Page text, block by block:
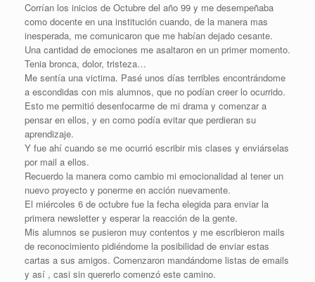
Corrían los inicios de Octubre del año 99 y me desempeñaba
como docente en una institución cuando, de la manera mas
inesperada, me comunicaron que me habían dejado cesante.
Una cantidad de emociones me asaltaron en un primer momento.
Tenia bronca, dolor, tristeza…
Me sentía una victima. Pasé unos días terribles encontrándome
a escondidas con mis alumnos, que no podían creer lo ocurrido.
Esto me permitió desenfocarme de mi drama y comenzar a
pensar en ellos, y en como podía evitar que perdieran su
aprendizaje.
Y fue ahí cuando se me ocurrió escribir mis clases y enviárselas
por mail a ellos.
Recuerdo la manera como cambio mi emocionalidad al tener un
nuevo proyecto y ponerme en acción nuevamente.
El miércoles 6 de octubre fue la fecha elegida para enviar la
primera newsletter y esperar la reacción de la gente.
Mis alumnos se pusieron muy contentos y me escribieron mails
de reconocimiento pidiéndome la posibilidad de enviar estas
cartas a sus amigos. Comenzaron mandándome listas de emails
y así , casi sin quererlo comenzó este camino.